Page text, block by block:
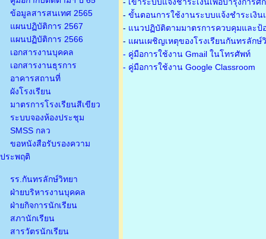
ข้อมูลสารสนเทศ 2565
แผนปฏิบัติการ 2567
แผนปฏิบัติการ 2566
เอกสารงานบุคคล
เอกสารงานธุรการ
อาคารสถานที่
ผังโรงเรียน
มาตรการโรงเรียนสีเขียว
ระบบจองห้องประชุม
SMSS กลว
ขอหนังสือรับรองความ
ประพฤติ
รร.กันทรลักษ์วิทยา
ฝ่ายบริหารงานบุคคล
ฝ่ายกิจการนักเรียน
สภานักเรียน
สารวัตรนักเรียน
- ขั้นตอนการใช้งานระบบแจ้งชำระเงิน
- แนวปฏิบัติตามมาตรการควบคุมและป้
- แผนเผชิญเหตุของโรงเรียนกันทรลัก
- คู่มือการใช้งาน Gmail ในโทรศัพท์
- คู่มือการใช้งาน Google Classroom